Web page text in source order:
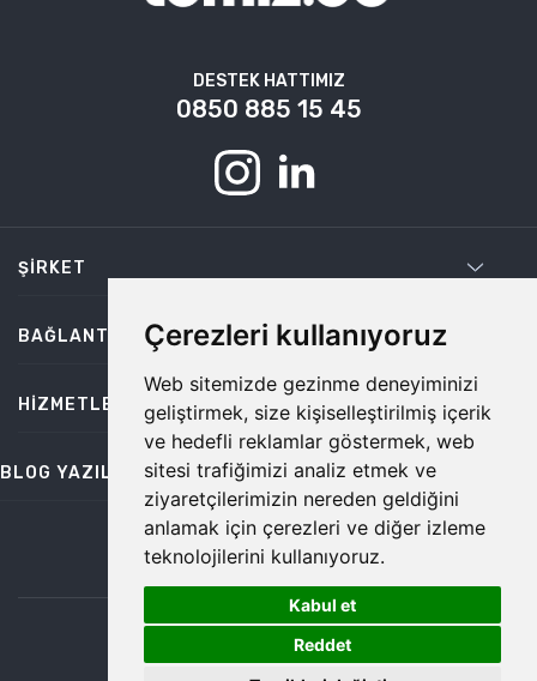
Çerezleri kullanıyoruz
Web sitemizde gezinme deneyiminizi
geliştirmek, size kişiselleştirilmiş içerik
ve hedefli reklamlar göstermek, web
sitesi trafiğimizi analiz etmek ve
ziyaretçilerimizin nereden geldiğini
anlamak için çerezleri ve diğer izleme
teknolojilerini kullanıyoruz.
Kabul et
Reddet
DESTEK HATTIMIZ
0850 885 15 45
ŞIRKET
BAĞLANTILAR
HIZMETLER
BLOG YAZILARI
bilgi@temiz.co
©2026 Temiz, Her Hakkı Saklıdır.